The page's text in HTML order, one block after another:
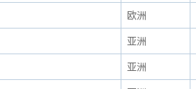
欧洲
亚洲
亚洲